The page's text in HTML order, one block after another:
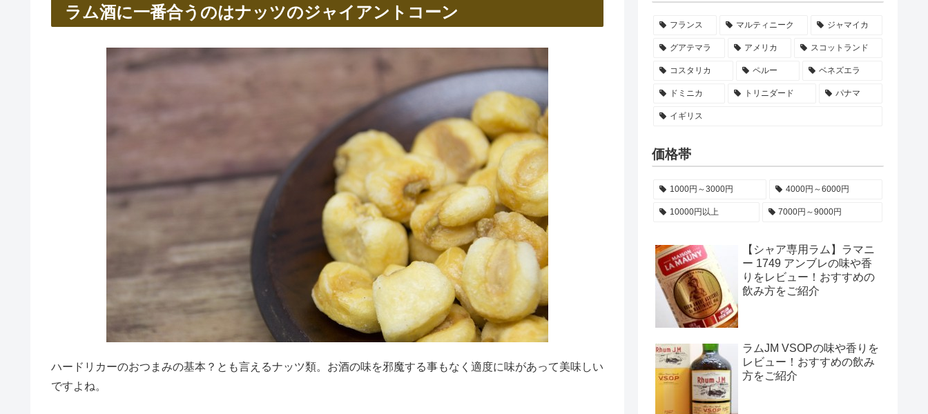
ラム酒に一番合うのはナッツのジャイアントコーン
ハードリカーのおつまみの基本？とも言えるナッツ類。お酒の味を邪魔する事もなく適度に味があって美味しい
ですよね。
フランス マルティニーク ジャマイカ
グアテマラ アメリカ スコットランド
コスタリカ ペルー ベネズエラ
ドミニカ トリニダード パナマ
イギリス
価格帯
1000円～3000円 4000円～6000円
10000円以上 7000円～9000円
【シャア専用ラム】ラマニ
ー 1749 アンブレの味や香
りをレビュー！おすすめの
飲み方をご紹介
ラムJM VSOPの味や香りを
レビュー！おすすめの飲み
方をご紹介